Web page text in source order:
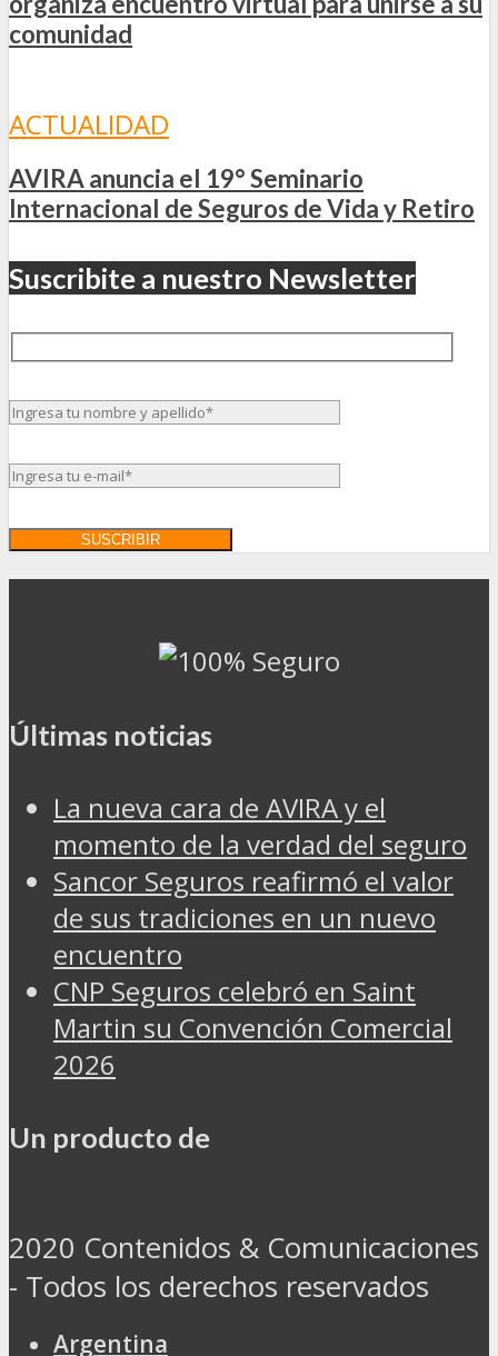
comunidad
ACTUALIDAD
AVIRA anuncia el 19° Seminario
Internacional de Seguros de Vida y Retiro
Suscribite a nuestro Newsletter
Últimas noticias
La nueva cara de AVIRA y el
momento de la verdad del seguro
Sancor Seguros reafirmó el valor
de sus tradiciones en un nuevo
encuentro
CNP Seguros celebró en Saint
Martin su Convención Comercial
2026
Un producto de
2020 Contenidos & Comunicaciones
- Todos los derechos reservados
Argentina